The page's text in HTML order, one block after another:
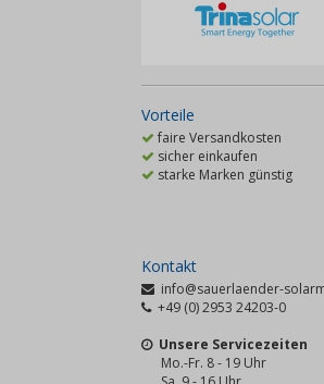
Vorteile
faire Versandkosten
sicher einkaufen
starke Marken günstig
Kontakt
info@sauerlaender-
+49 (0) 2953 24203-0
Unsere Servicezeiten
Mo.-Fr. 8 - 19 Uhr